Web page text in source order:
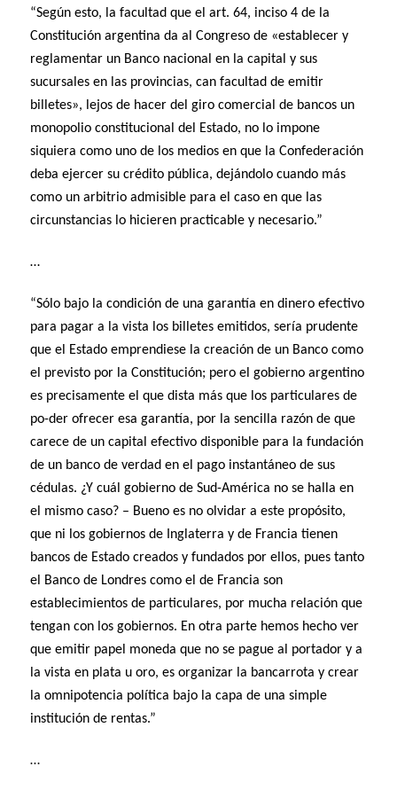
“Según esto, la facultad que el art. 64, inciso 4 de la
Constitución argentina da al Congreso de «establecer y
reglamentar un Banco nacional en la capital y sus
sucursales en las provincias, can facultad de emitir
billetes», lejos de hacer del giro comercial de bancos un
monopolio constitucional del Estado, no lo impone
siquiera como uno de los medios en que la Confederación
deba ejercer su crédito pública, dejándolo cuando más
como un arbitrio admisible para el caso en que las
circunstancias lo hicieren practicable y necesario.”
…
“Sólo bajo la condición de una garantía en dinero efectivo
para pagar a la vista los billetes emitidos, sería prudente
que el Estado emprendiese la creación de un Banco como
el previsto por la Constitución; pero el gobierno argentino
es precisamente el que dista más que los particulares de
po-der ofrecer esa garantía, por la sencilla razón de que
carece de un capital efectivo disponible para la fundación
de un banco de verdad en el pago instantáneo de sus
cédulas. ¿Y cuál gobierno de Sud-América no se halla en
el mismo caso? – Bueno es no olvidar a este propósito,
que ni los gobiernos de Inglaterra y de Francia tienen
bancos de Estado creados y fundados por ellos, pues tanto
el Banco de Londres como el de Francia son
establecimientos de particulares, por mucha relación que
tengan con los gobiernos. En otra parte hemos hecho ver
que emitir papel moneda que no se pague al portador y a
la vista en plata u oro, es organizar la bancarrota y crear
la omnipotencia política bajo la capa de una simple
institución de rentas.”
…